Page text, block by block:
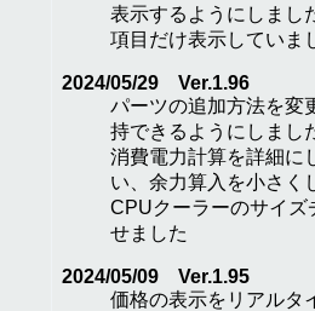
表示するようにしまし
項目だけ表示していま
2024/05/29 Ver.1.96
パーツの追加方法を変
持できるようにしまし
消費電力計算を詳細に
い、余力算入を小さく
CPUクーラーのサイズ
せました
2024/05/09 Ver.1.95
価格の表示をリアルタ